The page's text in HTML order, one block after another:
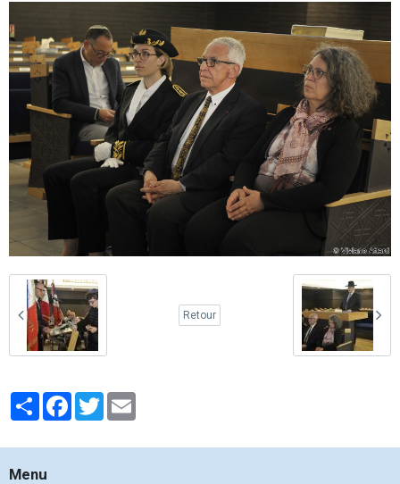
Retour
PartagerFacebook
Twitter
Menu